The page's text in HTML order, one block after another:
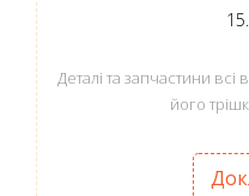
Деталі та запчастини всі
його